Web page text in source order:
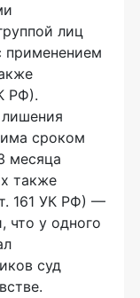
лиц
применением
РФ).
сроком
месяца
также
161 УК РФ) —
что у одного
суд